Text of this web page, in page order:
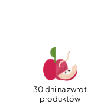
30 dni na zwrot
produktów